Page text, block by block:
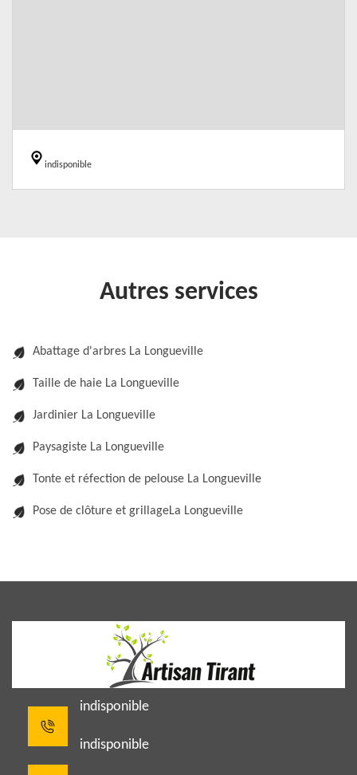
indisponible
Autres services
Abattage d'arbres La Longueville
Taille de haie La Longueville
Jardinier La Longueville
Paysagiste La Longueville
Tonte et réfection de pelouse La Longueville
Pose de clôture et grillageLa Longueville
indisponible
indisponible